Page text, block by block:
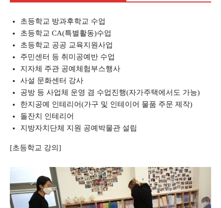
초등학교 방과후학교 수업
초등학교 CA(특별활동)수업
초등학교 공공 교육지원사업
주민센터 등 취미공예반 수업
지자체 주관 공예체험부스행사
사설 문화센터 강사
공방 등 사업체 운영 겸 수업진행(자가주택에서도 가능)
한지공예 인테리어(가구 및 인테이어 물품 주문 제작)
돌잔치 인테리어
지방자치단체 지원 공예박물관 설립
[초등학교 강의]